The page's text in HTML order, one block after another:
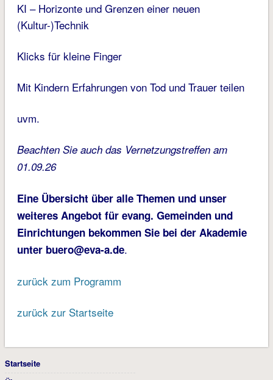
KI – Horizonte und Grenzen einer neuen
(Kultur-)Technik
Klicks für kleine Finger
Mit Kindern Erfahrungen von Tod und Trauer teilen
uvm.
Beachten Sie auch das Vernetzungstreffen am
01.09.26
Eine Übersicht über alle Themen und unser
weiteres Angebot für evang. Gemeinden und
Einrichtungen bekommen Sie bei der Akademie
unter buero@eva-a.de.
zurück zum Programm
zurück zur Startseite
Startseite